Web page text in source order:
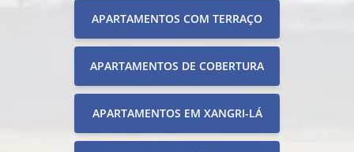
APARTAMENTOS COM TERRAÇO
APARTAMENTOS DE COBERTURA
APARTAMENTOS EM XANGRI-LÁ